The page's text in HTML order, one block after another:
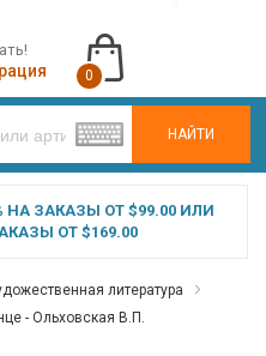
НАЙТИ
0
ЗАКАЗЫ ОТ $99.00 ИЛИ
ОТ $169.00
литература
- Ольховская В.П.